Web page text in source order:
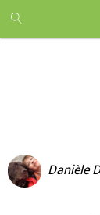
month
free
Danièle